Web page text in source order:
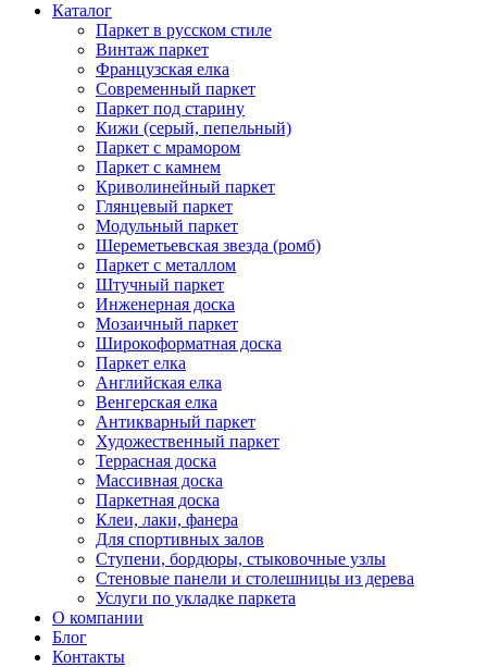
Каталог
Паркет в русском стиле
Винтаж паркет
Французская елка
Современный паркет
Паркет под старину
Кижи (серый, пепельный)
Паркет с мрамором
Паркет с камнем
Криволинейный паркет
Глянцевый паркет
Модульный паркет
Шереметьевская звезда (ромб)
Паркет с металлом
Штучный паркет
Инженерная доска
Мозаичный паркет
Широкоформатная доска
Паркет елка
Английская елка
Венгерская елка
Антикварный паркет
Художественный паркет
Террасная доска
Массивная доска
Паркетная доска
Клеи, лаки, фанера
Для спортивных залов
Ступени, бордюры, стыковочные узлы
Стеновые панели и столешницы из дерева
Услуги по укладке паркета
О компании
Блог
Контакты